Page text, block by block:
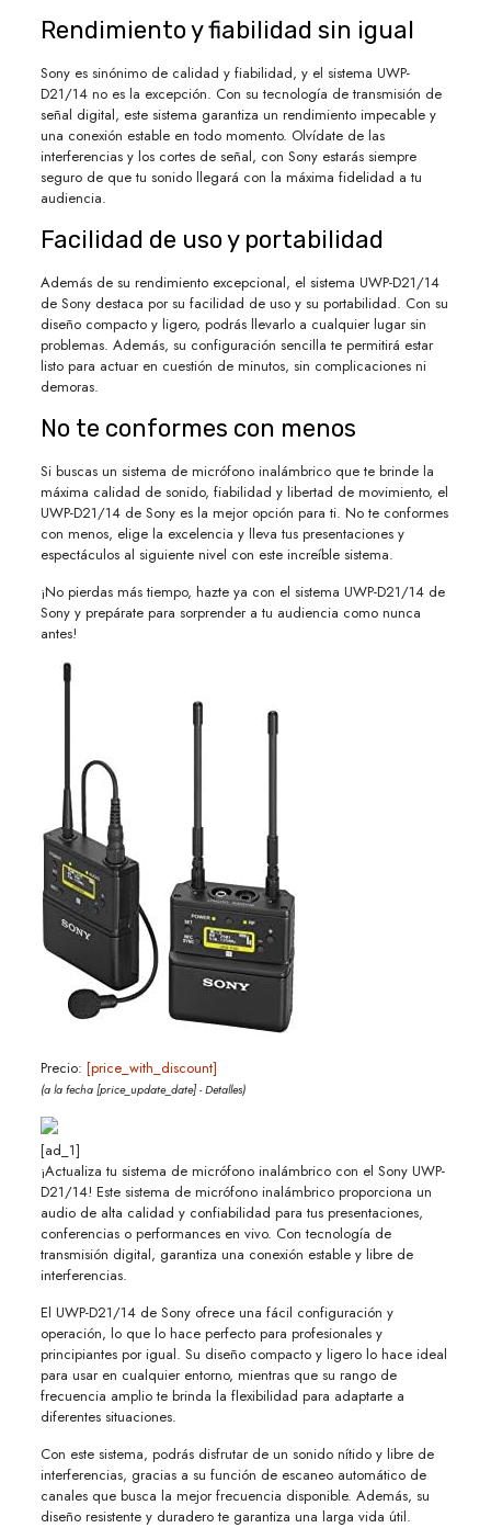
Rendimiento y fiabilidad sin igual
Sony es sinónimo de calidad y fiabilidad, y el sistema UWP-
D21/14 no es la excepción. Con su tecnología de transmisión de
señal digital, este sistema garantiza un rendimiento impecable y
una conexión estable en todo momento. Olvídate de las
interferencias y los cortes de señal, con Sony estarás siempre
seguro de que tu sonido llegará con la máxima fidelidad a tu
audiencia.
Facilidad de uso y portabilidad
Además de su rendimiento excepcional, el sistema UWP-D21/14
de Sony destaca por su facilidad de uso y su portabilidad. Con su
diseño compacto y ligero, podrás llevarlo a cualquier lugar sin
problemas. Además, su configuración sencilla te permitirá estar
listo para actuar en cuestión de minutos, sin complicaciones ni
demoras.
No te conformes con menos
Si buscas un sistema de micrófono inalámbrico que te brinde la
máxima calidad de sonido, fiabilidad y libertad de movimiento, el
UWP-D21/14 de Sony es la mejor opción para ti. No te conformes
con menos, elige la excelencia y lleva tus presentaciones y
espectáculos al siguiente nivel con este increíble sistema.
¡No pierdas más tiempo, hazte ya con el sistema UWP-D21/14 de
Sony y prepárate para sorprender a tu audiencia como nunca
antes!
Precio: [price_with_discount]
(a la fecha [price_update_date] -Detalles)
[ad_1]
¡Actualiza tu sistema de micrófono inalámbrico con el Sony UWP-
D21/14! Este sistema de micrófono inalámbrico proporciona un
audio de alta calidad y confiabilidad para tus presentaciones,
conferencias o performances en vivo. Con tecnología de
transmisión digital, garantiza una conexión estable y libre de
interferencias.
El UWP-D21/14 de Sony ofrece una fácil configuración y
operación, lo que lo hace perfecto para profesionales y
principiantes por igual. Su diseño compacto y ligero lo hace ideal
para usar en cualquier entorno, mientras que su rango de
frecuencia amplio te brinda la flexibilidad para adaptarte a
diferentes situaciones.
Con este sistema, podrás disfrutar de un sonido nítido y libre de
interferencias, gracias a su función de escaneo automático de
canales que busca la mejor frecuencia disponible. Además, su
diseño resistente y duradero te garantiza una larga vida útil.